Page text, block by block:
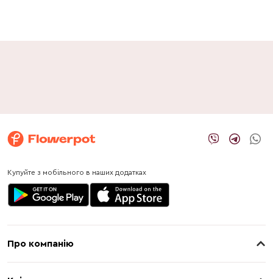
Купуйте з мобільного в наших додатках
Про компанію